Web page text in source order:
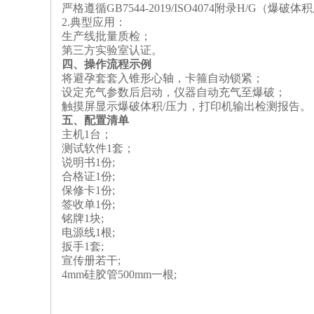
严格遵循‌GB7544-2019/ISO4074‌附录H/G（爆破体
2.‌典型应用‌：
生产线批量质检；
第三方实验室认证。
‌四、操作流程示例‌
将避孕套套入锥形心轴，卡箍自动锁紧；
设定充气参数后启动，仪器自动充气至爆破；
触摸屏显示爆破体积/压力，打印机输出检测报告。
五、配置清单
主机1台；
测试软件1套；
说明书1份;
合格证1份;
保修卡1份;
签收单1份;
铭牌1块;
电源线1根;
扳手1套;
宣传册若干;
4mm硅胶管500mm一根;